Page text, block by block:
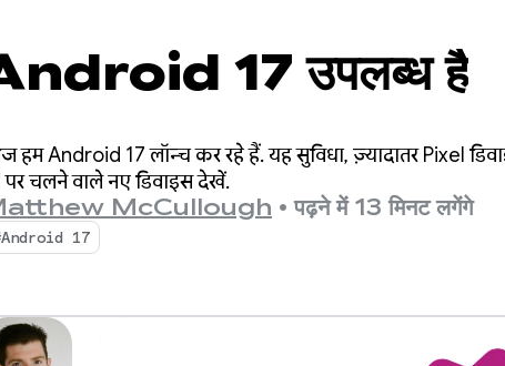
17 उपलब्ध है
हम Android 17 लॉन्च कर रहे हैं. यह सुविधा, ज़्यादातर Pixel
पर चलने वाले नए डिवाइस देखें.
McCullough • पढ़ने में 13 मिनट लगेंगे
17